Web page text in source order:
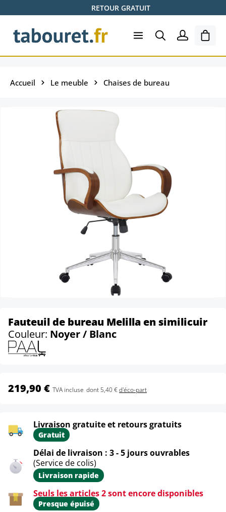
Passer au contenu principalRETOUR GRATUIT
Le
Accueil Le meuble Chaises de bureau
Fauteuil de bureau Melilla en similicuir
Couleur: Noyer / Blanc
219,90 € TVA incluse dont 5,40 €d'éco-part
Livraison gratuite et retours gratuits
Gratuit
Délai de livraison : 3 - 5 jours ouvrables
(Service de colis)
Livraison rapide
Seuls les articles 2 sont encore disponibles
Presque épuisé